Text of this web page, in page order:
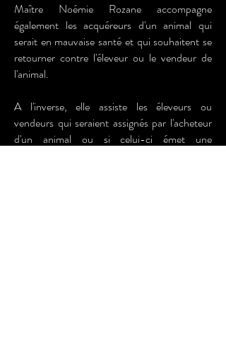
Maître Noémie Rozane accompagne
également les acquéreurs d'un animal qui
serait en mauvaise santé et qui souhaitent se
retourner contre l'éleveur ou le vendeur de
l'animal.
A l'inverse, elle assiste les éleveurs ou
vendeurs qui seraient assignés par l'acheteur
d'un animal ou si celui-ci émet une